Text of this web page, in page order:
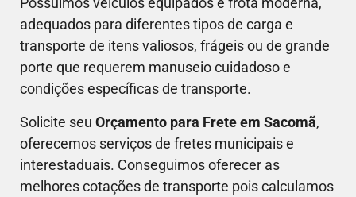
adequados para diferentes tipos de carga e
transporte de itens valiosos, frágeis ou de grande
porte que requerem manuseio cuidadoso e
condições específicas de transporte.
Solicite seu Orçamento para Frete em Sacomã,
oferecemos serviços de fretes municipais e
interestaduais. Conseguimos oferecer as
melhores cotações de transporte pois calculamos